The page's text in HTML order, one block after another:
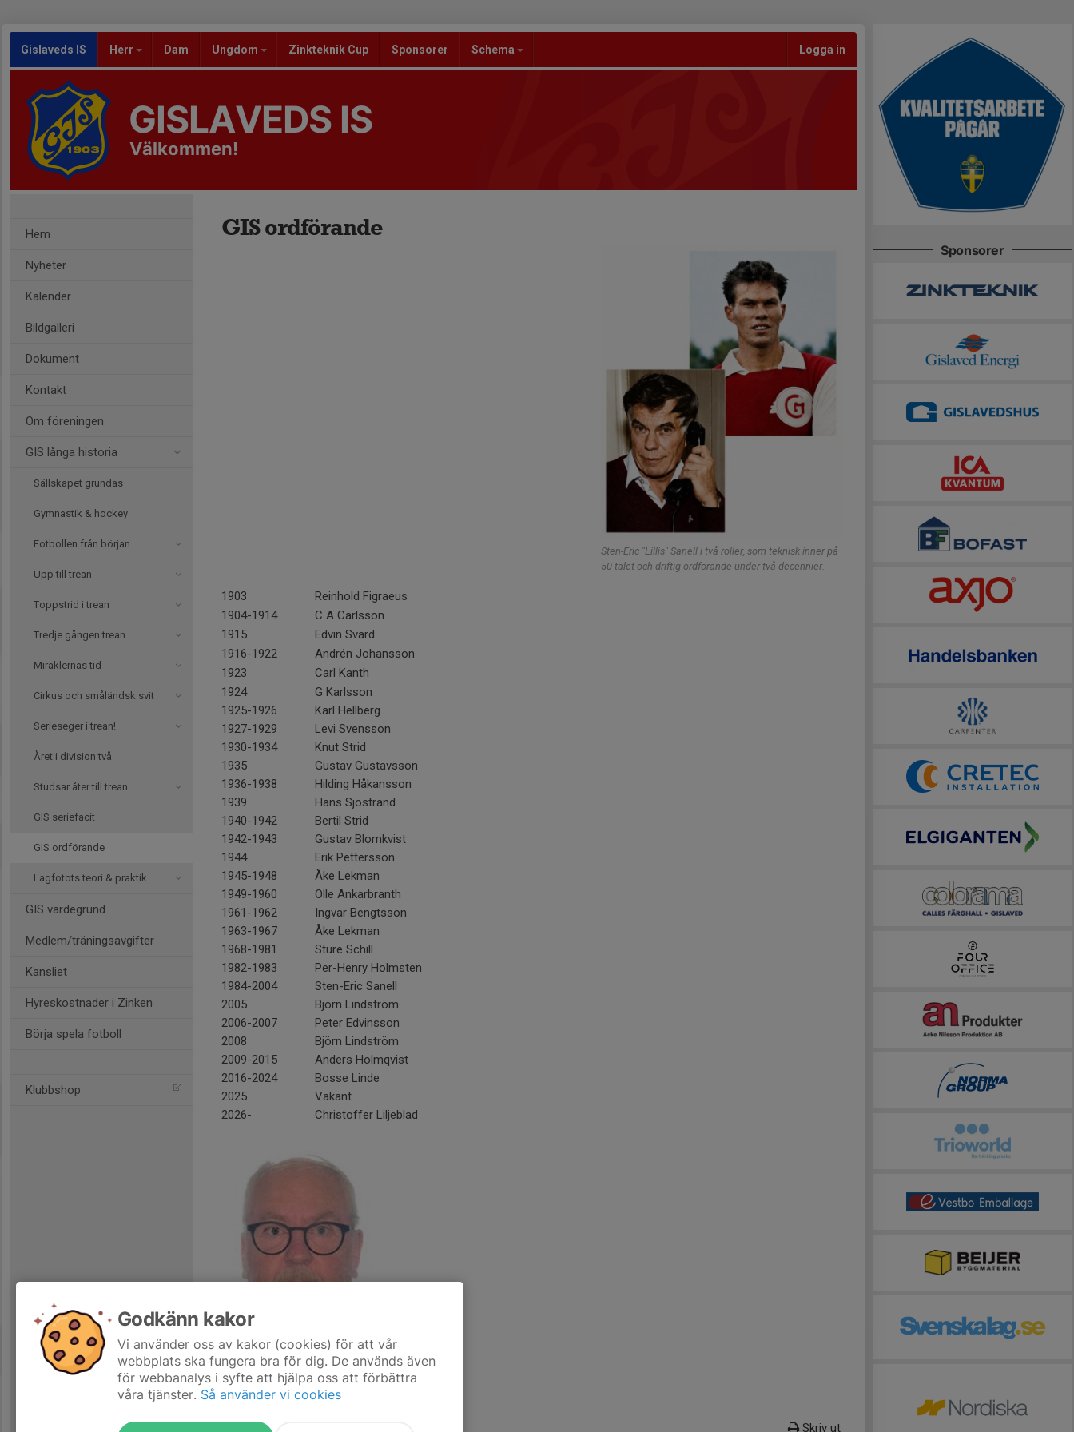
Gislaveds IS Herr Dam Ungdom Zinkteknik Cup Sponsorer Schema Logga in
GISLAVEDS IS
Välkommen!
Hem
Nyheter
Kalender
Bildgalleri
Dokument
Kontakt
Om föreningen
GIS långa historia
Sällskapet grundas
Gymnastik & hockey
Fotbollen från början
Upp till trean
Toppstrid i trean
Tredje gången trean
Miraklernas tid
Cirkus och småländsk svit
Serieseger i trean!
Året i division två
Studsar åter till trean
GIS seriefacit
GIS ordförande
Lagfotots teori & praktik
GIS värdegrund
Medlem/träningsavgifter
Kansliet
Hyreskostnader i Zinken
Börja spela fotboll
Klubbshop
GIS ordförande
Sten-Eric "Lillis" Sanell i två roller, som teknisk inner på
50-talet och driftig ordförande under två decennier.
1903
Reinhold Figraeus
1904-1914
C A Carlsson
1915
Edvin Svärd
1916-1922
Andrén Johansson
1923
Carl Kanth
1924
G Karlsson
1925-1926
Karl Hellberg
1927-1929
Levi Svensson
1930-1934
Knut Strid
1935
Gustav Gustavsson
1936-1938
Hilding Håkansson
1939
Hans Sjöstrand
1940-1942
Bertil Strid
1942-1943
Gustav Blomkvist
1944
Erik Pettersson
1945-1948
Åke Lekman
1949-1960
Olle Ankarbranth
1961-1962
Ingvar Bengtsson
1963-1967
Åke Lekman
1968-1981
Sture Schill
1982-1983
Per-Henry Holmsten
1984-2004
Sten-Eric Sanell
2005
Björn Lindström
2006-2007
Peter Edvinsson
2008
Björn Lindström
2009-2015
Anders Holmqvist
2016-2024
Bosse Linde
2025
Vakant
2026-
Christoffer Liljeblad
Bosse Linde, åtta år som ordförande i GIS.
Skriv ut
Sponsorer
Godkänn kakor
Vi använder oss av kakor (cookies) för att vår
webbplats ska fungera bra för dig. De används även
för webbanalys i syfte att hjälpa oss att förbättra
våra tjänster. Så använder vi cookies